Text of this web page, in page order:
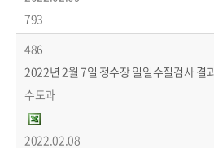
793
486
2022년 2월 7일 정수장 일일수질검사 결
수도과
2022.02.08